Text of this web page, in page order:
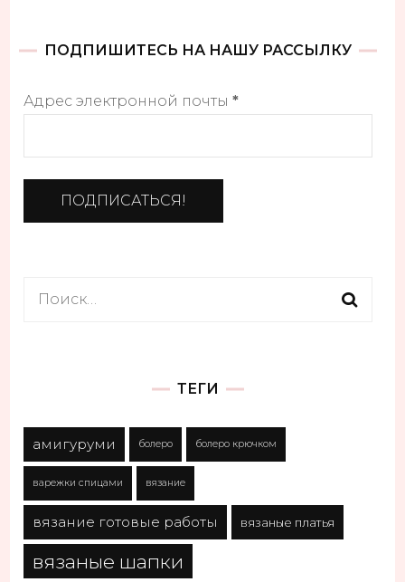
ПОДПИШИТЕСЬ НА НАШУ РАССЫЛКУ
Адрес электронной почты*
Найти:
ТЕГИ
амигуруми болеро болеро крючком
варежки спицами вязание
вязание готовые работы вязаные платья
вязаные шапки